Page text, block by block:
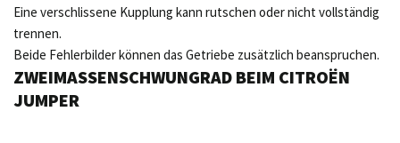
Eine verschlissene Kupplung kann rutschen oder nicht vollständig
trennen.
Beide Fehlerbilder können das Getriebe zusätzlich beanspruchen.
ZWEIMASSENSCHWUNGRAD BEIM CITROËN
JUMPER